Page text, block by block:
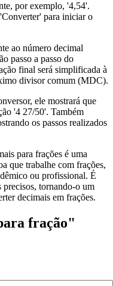
por exemplo, '4,54'.
para iniciar o
ao número decimal
passo a passo do
final será simplificada à
divisor comum (MDC).
ele mostrará que
'4 27/50'. Também
os passos realizados
para frações é uma
que trabalhe com frações,
ou profissional. É
precisos, tornando-o um
decimais em frações.
fração"